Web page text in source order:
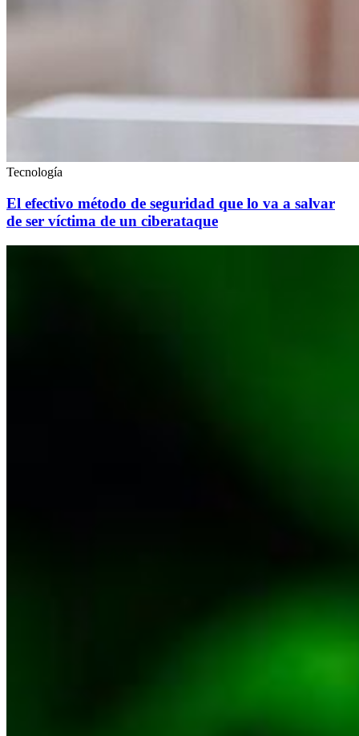
Tecnología
El efectivo método de seguridad que lo va a salvar
de ser víctima de un ciberataque